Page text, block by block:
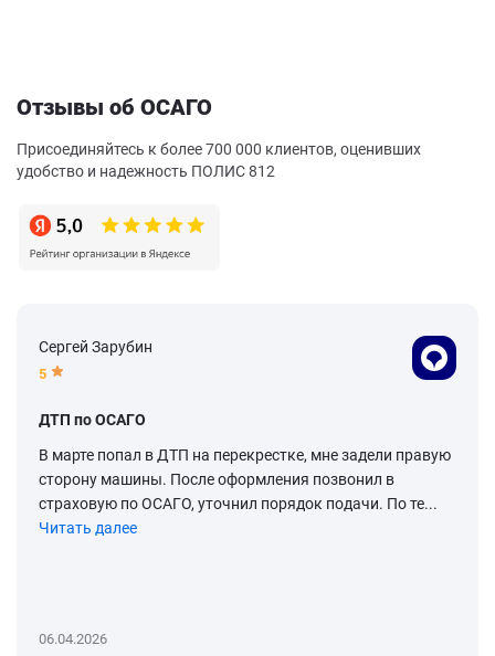
Отзывы об ОСАГО
Присоединяйтесь к более 700 000 клиентов, оценивших
удобство и надежность ПОЛИС 812
Сергей Зарубин
5
ДТП по ОСАГО
В марте попал в ДТП на перекрестке, мне задели правую
сторону машины. После оформления позвонил в
страховую по ОСАГО, уточнил порядок подачи. По те...
Читать далее
06.04.2026